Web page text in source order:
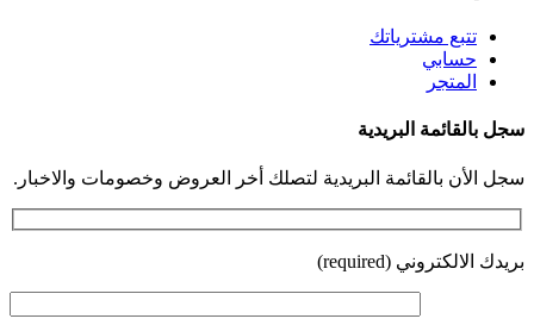
تتبع مشترياتك
حسابي
المتجر
سجل بالقائمة البريدية
سجل الأن بالقائمة البريدية لتصلك أخر العروض وخصومات والاخبار.
بريدك الالكتروني (required)